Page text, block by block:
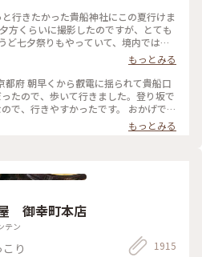
行きたかった貴船神社にこの夏行けま
方くらいに撮影したのですが、とても
ど七夕祭りもやっていて、境内では七
. #貴船神社 #神社巡り #旅のひと もっとみる
都府 朝早くから叡電に揺られて貴船口
たので、歩いて行きました。登り坂で
で、行きやすかったです。 おかげで人
気を味わえたので良かったです。 御朱
た☺️ 京都旅行は早寝早起きになりま
もっとみる
御幸町本店
テン
り 1915